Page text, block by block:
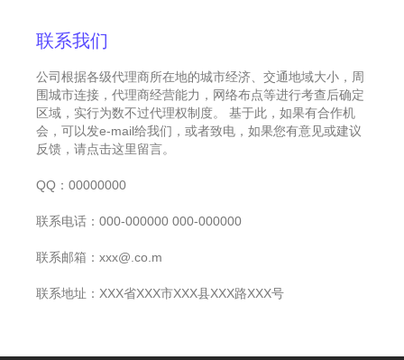
联系我们
公司根据各级代理商所在地的城市经济、交通地域大小，周
围城市连接，代理商经营能力，网络布点等进行考查后确定
区域，实行为数不过代理权制度。 基于此，如果有合作机
会，可以发e-mail给我们，或者致电，如果您有意见或建议
反馈，请点击这里留言。
QQ：00000000
联系电话：000-000000 000-000000
联系邮箱：xxx@.co.m
联系地址：XXX省XXX市XXX县XXX路XXX号